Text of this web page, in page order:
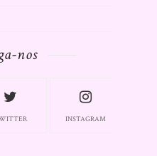
nos
INSTAGRAM